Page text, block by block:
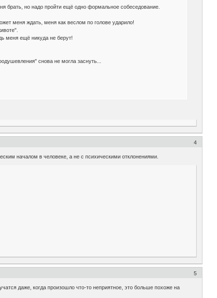
брать, но надо пройти ещё одно формальное собеседование.
меня ждать, меня как веслом по голове ударило!
меня ещё никуда не берут!
снова не могла заснуть...
4
началом в человеке, а не с психическими отклонениями.
5
даже, когда произошло что-то неприятное, это больше похоже на